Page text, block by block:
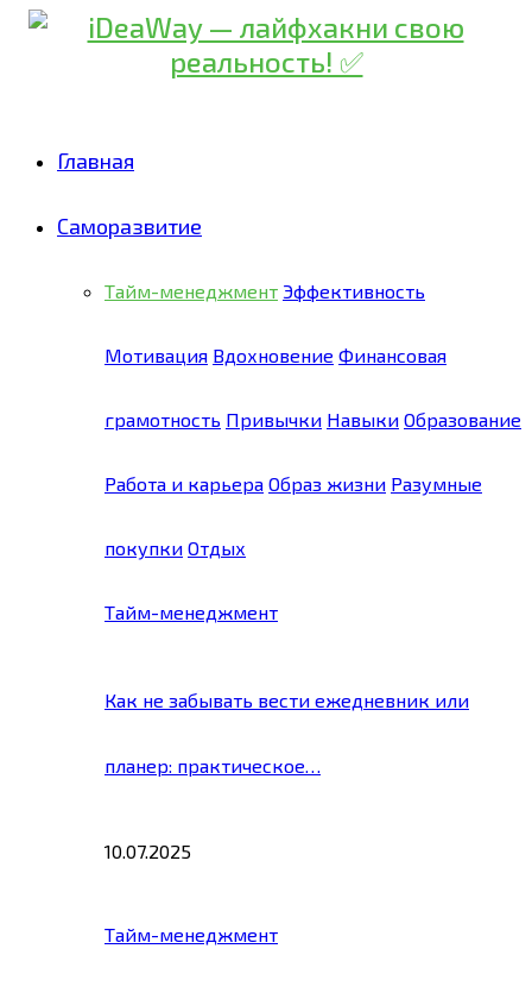
Главная
Саморазвитие
Тайм-менеджмент Эффективность
Мотивация Вдохновение Финансовая
грамотность Привычки Навыки Образование
Работа и карьера Образ жизни Разумные
покупки Отдых
Тайм-менеджмент
Как не забывать вести ежедневник или
планер: практическое…
10.07.2025
Тайм-менеджмент